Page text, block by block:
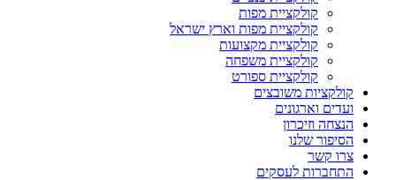
קולקציית מפות
קולקציית מפות וארץ ישראל
קולקציית מקצועות
קולקציית משפחה
קולקציית ספורט
קולקציות משובצים
ועדים וארגונים
הנצחה וזיכרון
הסיפור שלנו
צרו קשר
התחברות לעסקים